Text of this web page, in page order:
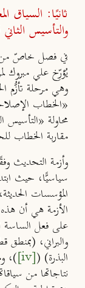
ثانيًا: السياق
والتأسيس
في فصل خاصّ من
يُؤرِّخ علي مبروك
وهي مرحلة تأزُّم
«الخطاب
محاولة
مقاربة الخطاب
وأزمة التحديث
سياسيًّا، حيث
المؤسسات
الأزمة هي أن هذه
على فعل الساسة
والبراني،
البذرة) ([iv] )،
نتاجاتها من